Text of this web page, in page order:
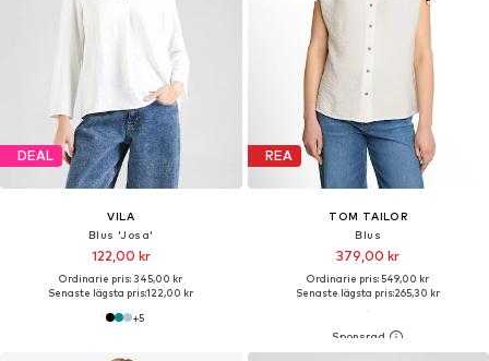
DEAL
VILA
Blus 'Josa'
122,00 kr
Ordinarie pris: 345,00 kr
Senaste lägsta pris:122,00 kr
+5
REA
TOM TAILOR
Blus
379,00 kr
Ordinarie pris: 549,00 kr
Senaste lägsta pris:265,30 kr